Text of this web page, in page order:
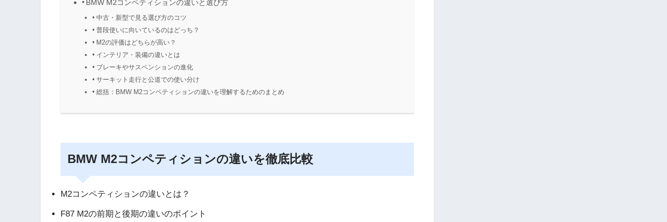
BMW M2コンペティションの違いと選び方
中古・新型で見る選び方のコツ
普段使いに向いているのはどっち？
M2の評価はどちらが高い？
インテリア・装備の違いとは
ブレーキやサスペンションの進化
サーキット走行と公道での使い分け
総括：BMW M2コンペティションの違いを理解するためのまとめ
BMW M2コンペティションの違いを徹底比較
M2コンペティションの違いとは？
F87 M2の前期と後期の違いのポイント